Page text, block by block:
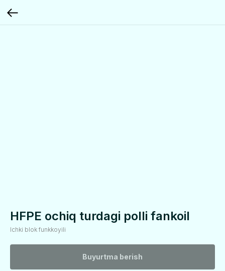
HFPE ochiq turdagi polli fankoil
Ichki blok funkkoyili
Buyurtma berish